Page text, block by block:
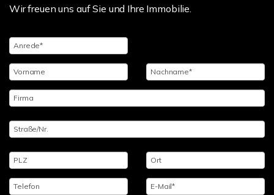
Wir freuen uns auf Sie und Ihre Immobilie.